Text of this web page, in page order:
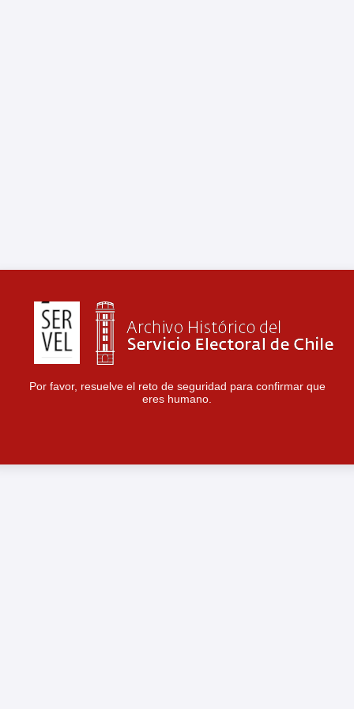
Por favor, resuelve el reto de seguridad para confirmar que
eres humano.